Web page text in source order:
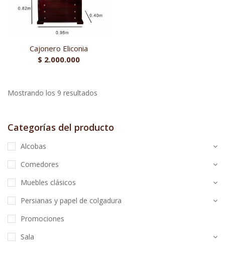
Cajonero Eliconia
$ 2.000.000
Mostrando los 9 resultados
Categorías del producto
Alcobas
Comedores
Muebles clásicos
Persianas y papel de colgadura
Promociones
Sala